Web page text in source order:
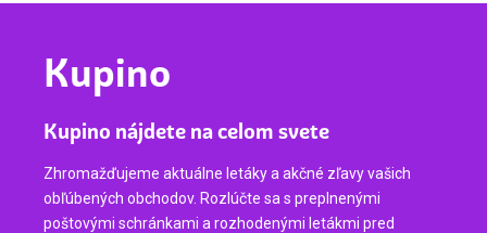
Kupino
Kupino nájdete na celom svete
Zhromažďujeme aktuálne letáky a akčné zľavy vašich
obľúbených obchodov. Rozlúčte sa s preplnenými
poštovými schránkami a rozhodenými letákmi pred